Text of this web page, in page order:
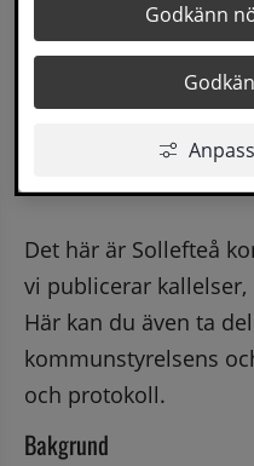
Godkänn
Det här är Sollefteå
vi publicerar
Här kan du även ta
kommunstyrelsens
och protokoll.
Bakgrund